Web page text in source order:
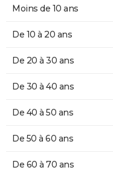
Moins de 10 ans
De 10 à 20 ans
De 20 à 30 ans
De 30 à 40 ans
De 40 à 50 ans
De 50 à 60 ans
De 60 à 70 ans